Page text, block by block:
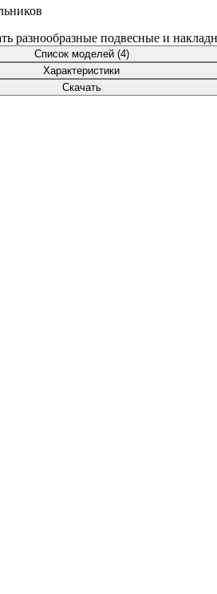
разнообразные подвесные и
Список моделей (4)
Характеристики
Скачать